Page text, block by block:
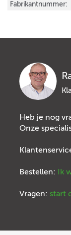
Fabrikantnummer:
Heb je nog
Onze
Bestellen: Ik
Vragen: start